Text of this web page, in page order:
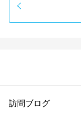
訪問ブログ